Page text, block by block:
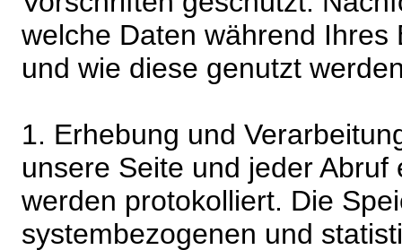
welche Daten während
und wie diese genutzt
1. Erhebung und
unsere Seite und jeder
werden protokolliert. Die
systembezogenen und